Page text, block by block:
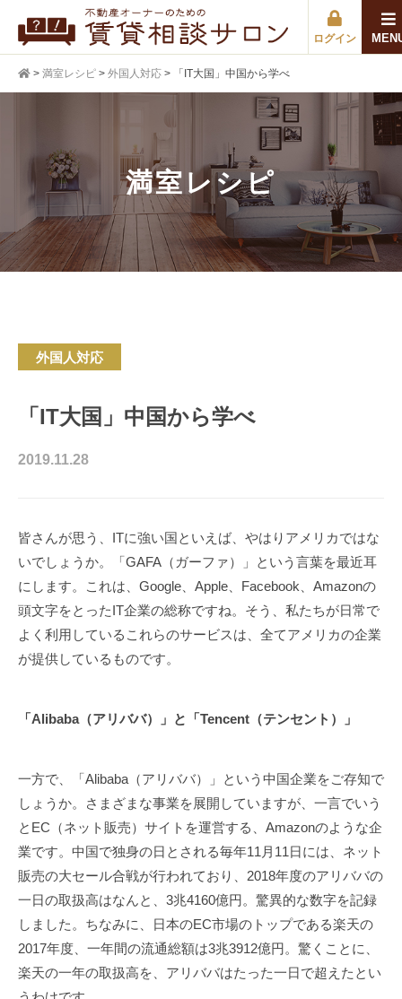
ログイン
> 満室レシピ > 外国人対応 > 「IT大国」中国から学べ
満室レシピ
外国人対応
「IT大国」中国から学べ
2019.11.28
皆さんが思う、ITに強い国といえば、やはりアメリカではな
いでしょうか。「GAFA（ガーファ）」という言葉を最近耳
にします。これは、Google、Apple、Facebook、Amazonの
頭文字をとったIT企業の総称ですね。そう、私たちが日常で
よく利用しているこれらのサービスは、全てアメリカの企業
が提供しているものです。
「Alibaba（アリババ）」 と 「Tencent（テンセント）」
一方で、「Alibaba（アリババ）」という中国企業をご存知で
しょうか。さまざまな事業を展開していますが、一言でいう
とEC（ネット販売）サイトを運営する、Amazonのような企
業です。中国で独身の日とされる毎年11月11日には、ネット
販売の大セール合戦が行われており、2018年度のアリババの
一日の取扱高はなんと、3兆4160億円。驚異的な数字を記録
しました。ちなみに、日本のEC市場のトップである楽天の
2017年度、一年間の流通総額は3兆3912億円。驚くことに、
楽天の一年の取扱高を、アリババはたった一日で超えたとい